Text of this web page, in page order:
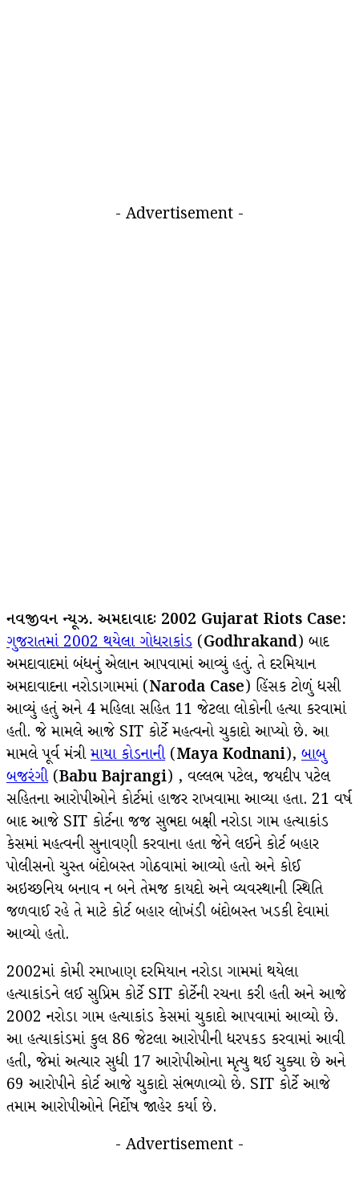
- Advertisement -
નવજીવન ન્યૂઝ. અમદાવાદઃ 2002 Gujarat Riots Case:
ગુજરાતમાં 2002 થયેલા ગોધરાકાંડ (Godhrakand) બાદ
અમદાવાદમાં બંધનું એલાન આપવામાં આવ્યું હતું. તે દરમિયાન
અમદાવાદના નરોડાગામમાં (Naroda Case) હિંસક ટોળું ધસી
આવ્યું હતું અને 4 મહિલા સહિત 11 જેટલા લોકોની હત્યા કરવામાં
હતી. જે મામલે આજે SIT કોર્ટે મહત્વનો ચુકાદો આપ્યો છે. આ
મામલે પૂર્વ મંત્રીમાયા કોડનાની(Maya Kodnani), બાબુ
બજરંગી(Babu Bajrangi) , વલ્લભ પટેલ, જયદીપ પટેલ
સહિતના આરોપીઓને કોર્ટમાં હાજર રાખવામા આવ્યા હતા. 21 વર્ષ
બાદ આજે SIT કોર્ટના જજ સુભદા બક્ષી નરોડા ગામ હત્યાકાંડ
કેસમાં મહત્વની સુનાવણી કરવાના હતા જેને લઈને કોર્ટ બહાર
પોલીસનો ચુસ્ત બંદોબસ્ત ગોઠવામાં આવ્યો હતો અને કોઈ
અઇચ્છનિય બનાવ ન બને તેમજ કાયદો અને વ્યવસ્થાની સ્થિતિ
જળવાઈ રહે તે માટે કોર્ટ બહાર લોખંડી બંદોબસ્ત ખડકી દેવામાં
આવ્યો હતો.
2002માં કોમી રમાખાણ દરમિયાન નરોડા ગામમાં થયેલા
હત્યાકાંડને લઈ સુપ્રિમ કોર્ટે SIT કોર્ટેની રચના કરી હતી અને આજે
2002 નરોડા ગામ હત્યાકાંડ કેસમાં ચુકાદો આપવામાં આવ્યો છે.
આ હત્યાકાંડમાં કુલ 86 જેટલા આરોપીની ધરપકડ કરવામાં આવી
હતી, જેમાં અત્યાર સુધી 17 આરોપીઓના મૃત્યુ થઈ ચુક્યા છે અને
69 આરોપીને કોર્ટ આજે ચુકાદો સંભળાવ્યો છે. SIT કોર્ટે આજે
તમામ આરોપીઓને નિર્દોષ જાહેર કર્યા છે.
- Advertisement -